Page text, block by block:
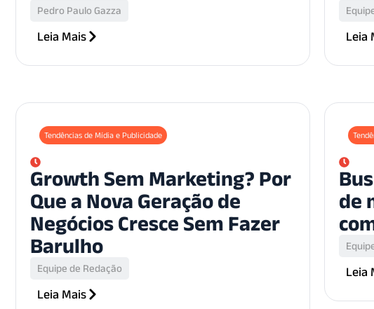
Pedro Paulo Gazza
Leia Mais Leia
Tendências de Mídia e Publicidade
Growth Sem Marketing? Por
Que a Nova Geração de
Negócios Cresce Sem Fazer
Barulho
Equipe de Redação
Leia Mais
de
Leia